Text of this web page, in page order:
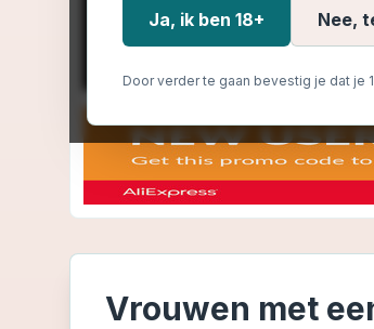
Ja, ik ben 18+ Nee,
Door verder te gaan bevestig je dat je
Vrouwen met